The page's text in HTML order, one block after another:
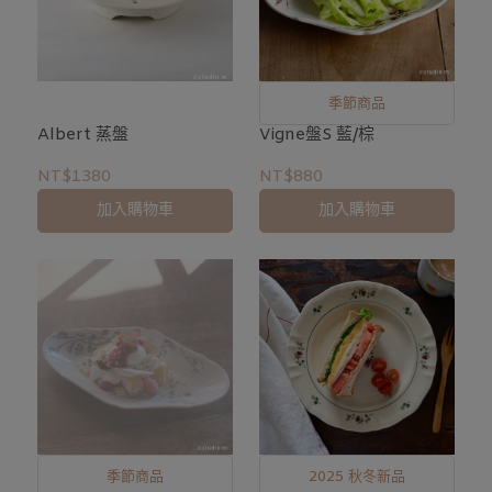
Albert 蒸盤
NT$1380
加入購物車
季節商品
Vigne盤S 藍/棕
NT$880
加入購物車
季節商品 2025 秋冬新品